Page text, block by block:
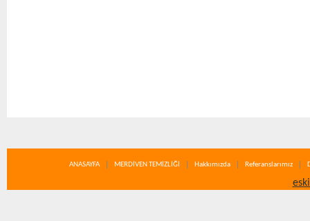
ANASAYFA MERDİVEN TEMİZLİĞİ Hakkımızda Referanslarımız